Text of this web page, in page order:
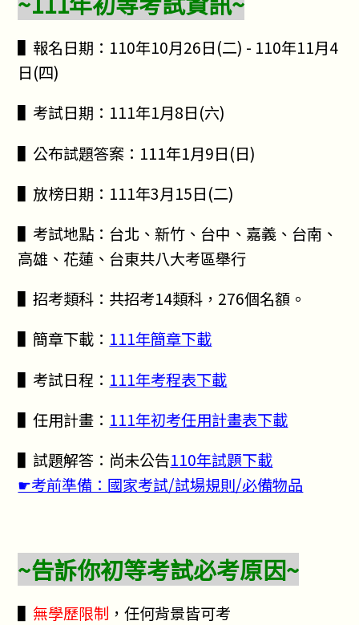
▌報名日期：110年10月26日(二) - 110年11月4
日(四)
▌考試日期：111年1月8日(六)
▌公布試題答案：111年1月9日(日)
▌放榜日期：111年3月15日(二)
▌考試地點：台北、新竹、台中、嘉義、台南、
高雄、花蓮、台東共八大考區舉行
▌招考類科：共招考14類科，276個名額。
▌簡章下載： 111年簡章下載
▌考試日程： 111年考程表下載
▌任用計畫： 111年初考任用計畫表下載
▌試題解答：尚未公告110年試題下載
☛考前準備：國家考試/試場規則/必備物品
~告訴你初等考試必考原因~
▌ 無學歷限制 ，任何背景皆可考